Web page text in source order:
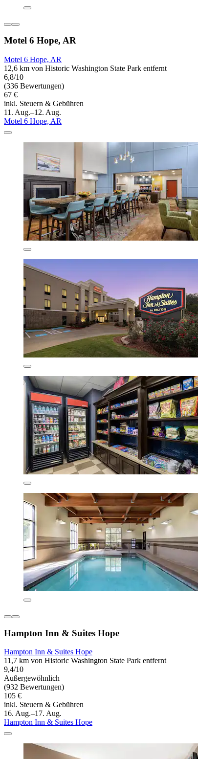
Motel 6 Hope, AR
Motel 6 Hope, AR
12,6 km von Historic Washington State Park entfernt
6,8/10
(336 Bewertungen)
67 €
inkl. Steuern & Gebühren
11. Aug.–12. Aug.
Motel 6 Hope, AR
Hampton Inn & Suites Hope
Hampton Inn & Suites Hope
11,7 km von Historic Washington State Park entfernt
9,4/10
Außergewöhnlich
(932 Bewertungen)
105 €
inkl. Steuern & Gebühren
16. Aug.–17. Aug.
Hampton Inn & Suites Hope